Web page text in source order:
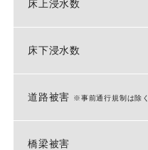
床上浸水数
床下浸水数
道路被害 ※事前通行規制は除く
橋梁被害